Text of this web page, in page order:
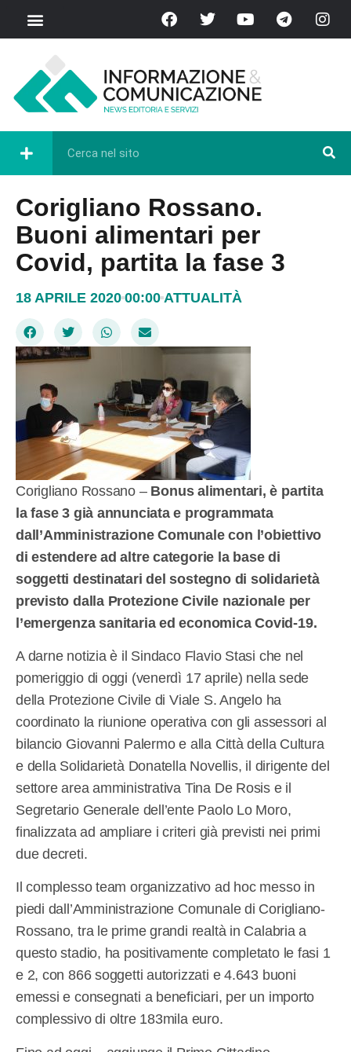
Corigliano Rossano.
Buoni alimentari per
Covid, partita la fase 3
18 APRILE 2020 00:00 ATTUALITÀ
Corigliano Rossano – Bonus alimentari, è partita
la fase 3 già annunciata e programmata
dall’Amministrazione Comunale con l’obiettivo
di estendere ad altre categorie la base di
soggetti destinatari del sostegno di solidarietà
previsto dalla Protezione Civile nazionale per
l’emergenza sanitaria ed economica Covid-19.
A darne notizia è il Sindaco Flavio Stasi che nel
pomeriggio di oggi (venerdì 17 aprile) nella sede
della Protezione Civile di Viale S. Angelo ha
coordinato la riunione operativa con gli assessori al
bilancio Giovanni Palermo e alla Città della Cultura
e della Solidarietà Donatella Novellis, il dirigente del
settore area amministrativa Tina De Rosis e il
Segretario Generale dell’ente Paolo Lo Moro,
finalizzata ad ampliare i criteri già previsti nei primi
due decreti.
Il complesso team organizzativo ad hoc messo in
piedi dall’Amministrazione Comunale di Corigliano-
Rossano, tra le prime grandi realtà in Calabria a
questo stadio, ha positivamente completato le fasi 1
e 2, con 866 soggetti autorizzati e 4.643 buoni
emessi e consegnati a beneficiari, per un importo
complessivo di oltre 183mila euro.